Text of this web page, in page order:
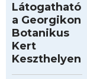
Látogatható
a Georgikon
Botanikus
Kert
Keszthelyen